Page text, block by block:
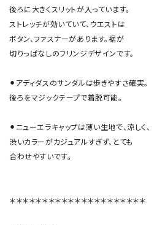
後ろに大きくスリットが入っています。
ストレッチが効いていて、ウエストは
ボタン、ファスナーがあります。裾が
切りっぱなしのフリンジデザインです。
⚫︎アディダスのサンダルは歩きやすさ確実。
後ろをマジックテープで着脱可能。
⚫︎ニューエラキャップは薄い生地で、涼しく、
渋いカラーがカジュアルすぎず、とても
合わせやすいです。
＊＊＊＊＊＊＊＊＊＊＊＊＊＊＊＊＊＊＊＊＊